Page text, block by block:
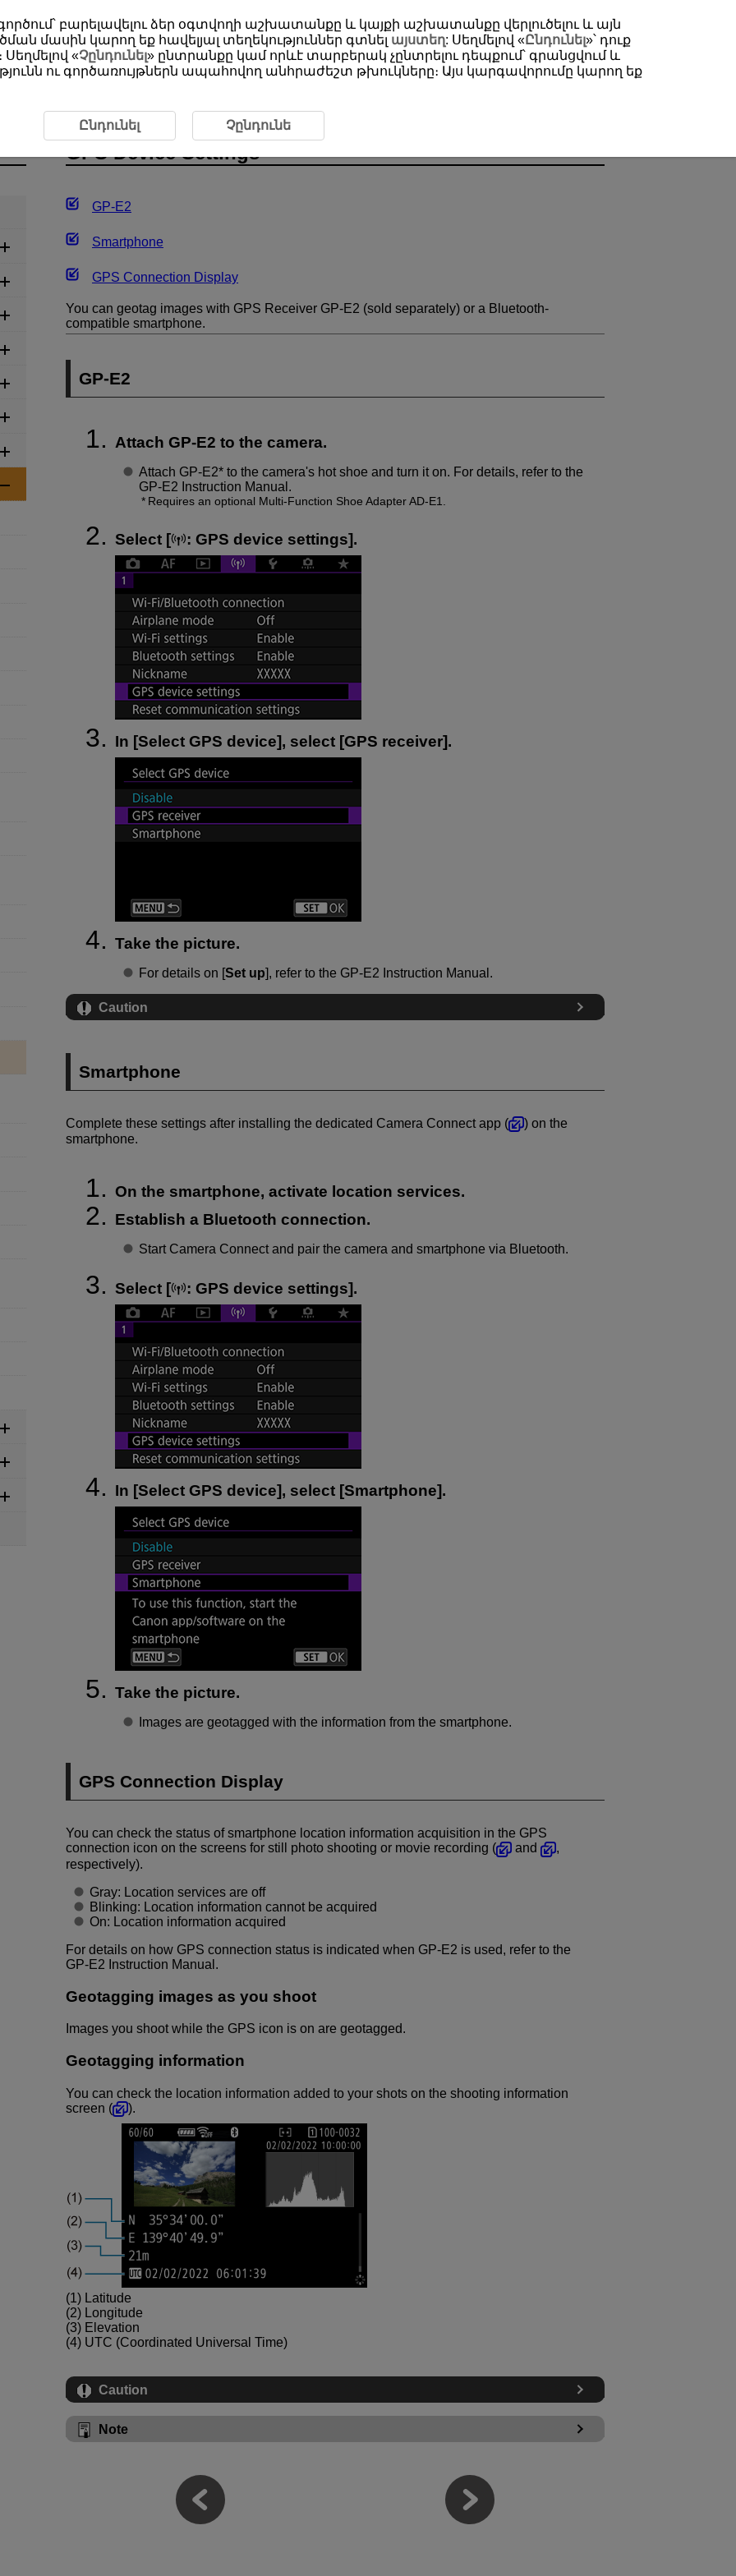
Device Settings
GPS Device Settings
GP-E2
Smartphone
GPS Connection Display
You can geotag images with GPS Receiver GP-E2 (sold separately) or a Bluetooth-
compatible smartphone.
GP-E2
Attach GP-E2 to the camera.
Attach GP-E2* to the camera's hot shoe and turn it on. For details, refer to the
GP-E2 Instruction Manual.
Requires an optional Multi-Function Shoe Adapter AD-E1.
Select [ : GPS device settings].
In [Select GPS device], select [GPS receiver].
Take the picture.
For details on [Set up], refer to the GP-E2 Instruction Manual.
Caution
Smartphone
Complete these settings after installing the dedicated Camera Connect app (
) on the
smartphone.
On the smartphone, activate location services.
Establish a Bluetooth connection.
Start Camera Connect and pair the camera and smartphone via Bluetooth.
Select [ : GPS device settings].
In [Select GPS device], select [Smartphone].
Take the picture.
Images are geotagged with the information from the smartphone.
GPS Connection Display
You can check the status of smartphone location information acquisition in the GPS
connection icon on the screens for still photo shooting or movie recording (
and
,
respectively).
Gray: Location services are off
Blinking: Location information cannot be acquired
On: Location information acquired
For details on how GPS connection status is indicated when GP-E2 is used, refer to the
GP-E2 Instruction Manual.
Geotagging images as you shoot
Images you shoot while the GPS icon is on are geotagged.
Geotagging information
You can check the location information added to your shots on the shooting information
screen (
).
(1) Latitude
(2) Longitude
(3) Elevation
(4) UTC (Coordinated Universal Time)
Caution
Note
բարելավելու ձեր օգտվողի աշխատանքը և կայքի աշխատանքը վերլուծելու և այն
մասին կարող եք հավելյալ տեղեկություններ գտնել այստեղ: Սեղմելով «Ընդունել»՝ դուք
Սեղմելով «Չընդունել» ընտրանքը կամ որևէ տարբերակ չընտրելու դեպքում՝ գրանցվում և
ու գործառույթներն ապահովող անհրաժեշտ թխուկները։ Այս կարգավորումը կարող եք
Ընդունել Չընդունե